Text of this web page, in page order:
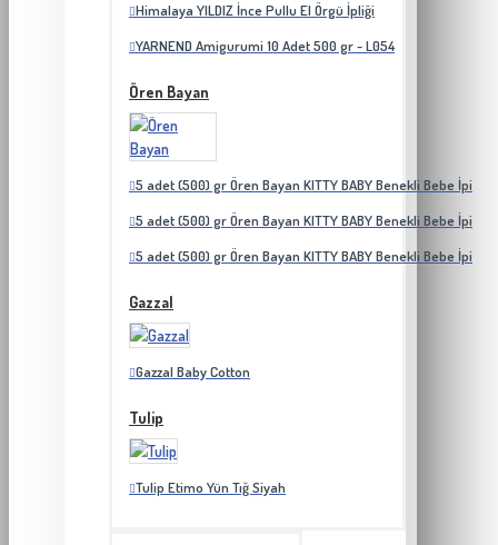
Himalaya YILDIZ İnce Pullu El Örgü İpliği
YARNEND Amigurumi 10 Adet 500 gr - L054
Ören Bayan
5 adet (500) gr Ören Bayan KITTY BABY Benekli Bebe İpi
5 adet (500) gr Ören Bayan KITTY BABY Benekli Bebe İpi
5 adet (500) gr Ören Bayan KITTY BABY Benekli Bebe İpi
Gazzal
Gazzal Baby Cotton
Tulip
Tulip Etimo Yün Tığ Siyah